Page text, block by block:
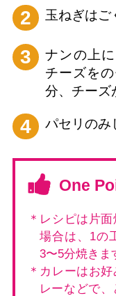
2 玉ねぎはご
3
ナンの上
チーズを
分、チーズ
4 パセリのみ
One
＊レシピは片
場合は、1の
3〜5分焼きま
＊カレーはお
レーなどで